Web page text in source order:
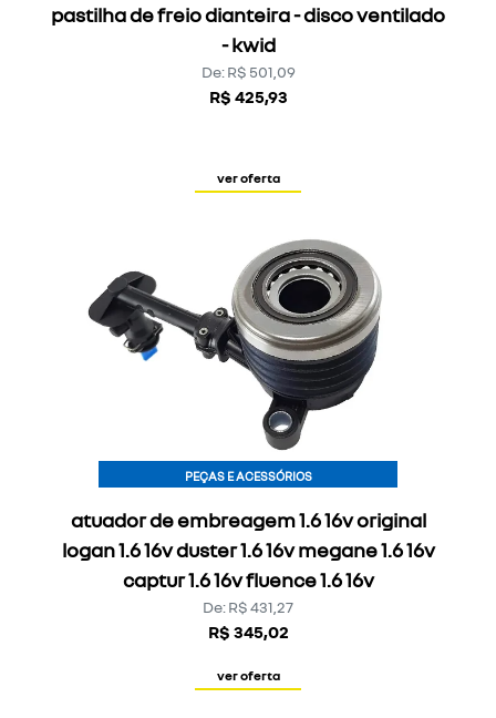
pastilha de freio dianteira - disco ventilado
- kwid
De: R$ 501,09
R$ 425,93
ver oferta
atuador de embreagem 1.6 16v original
logan 1.6 16v duster 1.6 16v megane 1.6 16v
captur 1.6 16v fluence 1.6 16v
PEÇAS E ACESSÓRIOS
De: R$ 431,27
R$ 345,02
ver oferta